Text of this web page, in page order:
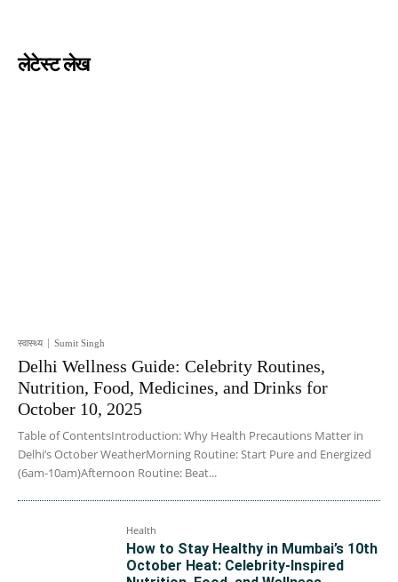
लेटेस्ट लेख
स्वास्थ्य Sumit Singh
Delhi Wellness Guide: Celebrity Routines,
Nutrition, Food, Medicines, and Drinks for
October 10, 2025
Table of ContentsIntroduction: Why Health Precautions Matter in
Delhi’s October WeatherMorning Routine: Start Pure and Energized
(6am-10am)Afternoon Routine: Beat...
Health
How to Stay Healthy in Mumbai’s 10th
October Heat: Celebrity-Inspired